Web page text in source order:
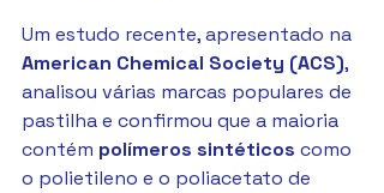
Um estudo recente, apresentado na
American Chemical Society (ACS),
analisou várias marcas populares de
pastilha e confirmou que a maioria
contém polímeros sintéticos como
o polietileno e o poliacetato de